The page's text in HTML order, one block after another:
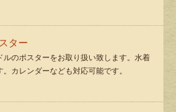
ター
ルのポスターをお取り扱い致します。水着
。カレンダーなども対応可能です。